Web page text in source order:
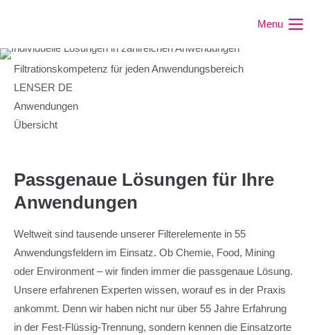
Menu
Filtrationskompetenz für jeden Anwendungsbereich
LENSER DE
Anwendungen
Übersicht
Passgenaue Lösungen für Ihre
Anwendungen
Weltweit sind tausende unserer Filterelemente in 55
Anwendungsfeldern im Einsatz. Ob Chemie, Food, Mining
oder Environment – wir finden immer die passgenaue Lösung.
Unsere erfahrenen Experten wissen, worauf es in der Praxis
ankommt. Denn wir haben nicht nur über 55 Jahre Erfahrung
in der Fest-Flüssig-Trennung, sondern kennen die Einsatzorte